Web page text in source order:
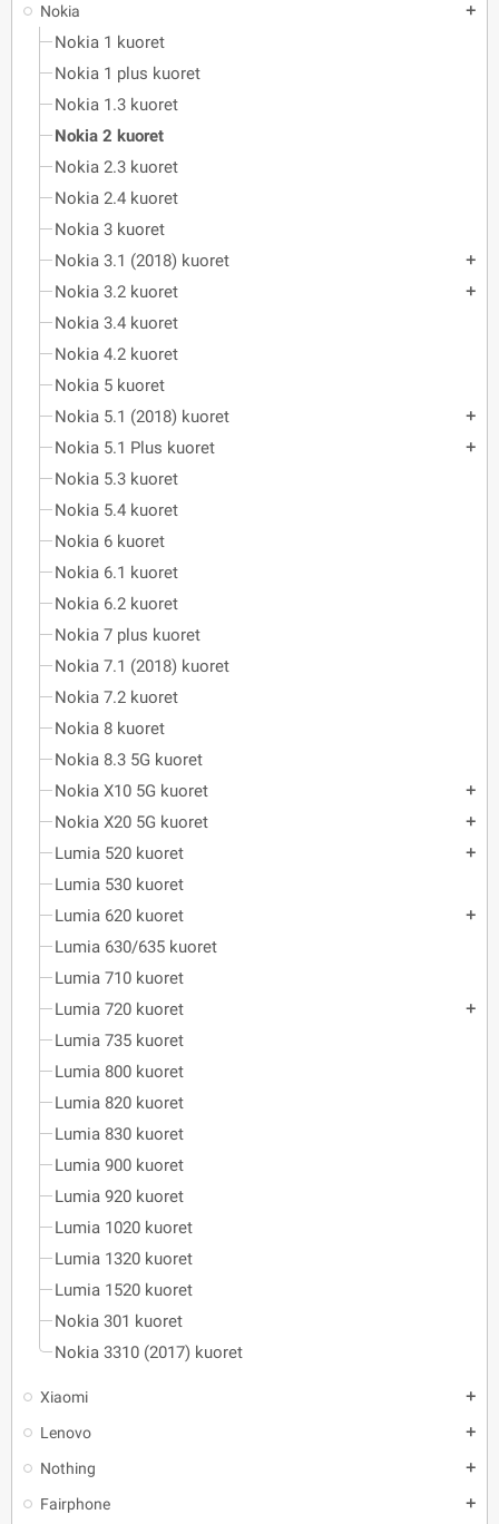
Nokia add
Nokia 1 kuoret
Nokia 1 plus kuoret
Nokia 1.3 kuoret
Nokia 2 kuoret
Nokia 2.3 kuoret
Nokia 2.4 kuoret
Nokia 3 kuoret
Nokia 3.1 (2018) kuoret
add
Nokia 3.2 kuoret add
Nokia 3.4 kuoret
Nokia 4.2 kuoret
Nokia 5 kuoret
Nokia 5.1 (2018) kuoret
add
Nokia 5.1 Plus kuoret add
Nokia 5.3 kuoret
Nokia 5.4 kuoret
Nokia 6 kuoret
Nokia 6.1 kuoret
Nokia 6.2 kuoret
Nokia 7 plus kuoret
Nokia 7.1 (2018) kuoret
Nokia 7.2 kuoret
Nokia 8 kuoret
Nokia 8.3 5G kuoret
Nokia X10 5G kuoret
add
Nokia X20 5G kuoret add
Lumia 520 kuoret add
Lumia 530 kuoret
Lumia 620 kuoret
add
Lumia 630/635 kuoret
Lumia 710 kuoret
Lumia 720 kuoret
add
Lumia 735 kuoret
Lumia 800 kuoret
Lumia 820 kuoret
Lumia 830 kuoret
Lumia 900 kuoret
Lumia 920 kuoret
Lumia 1020 kuoret
Lumia 1320 kuoret
Lumia 1520 kuoret
Nokia 301 kuoret
Nokia 3310 (2017) kuoret
Xiaomi add
Lenovo add
Nothing add
Fairphone add